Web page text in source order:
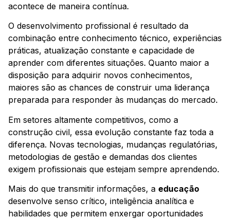
acontece de maneira contínua.
O desenvolvimento profissional é resultado da
combinação entre conhecimento técnico, experiências
práticas, atualização constante e capacidade de
aprender com diferentes situações. Quanto maior a
disposição para adquirir novos conhecimentos,
maiores são as chances de construir uma liderança
preparada para responder às mudanças do mercado.
Em setores altamente competitivos, como a
construção civil, essa evolução constante faz toda a
diferença. Novas tecnologias, mudanças regulatórias,
metodologias de gestão e demandas dos clientes
exigem profissionais que estejam sempre aprendendo.
Mais do que transmitir informações, a educação
desenvolve senso crítico, inteligência analítica e
habilidades que permitem enxergar oportunidades